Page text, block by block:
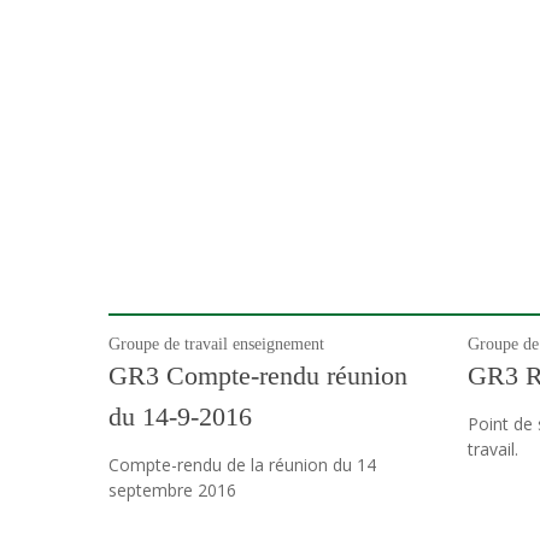
Groupe de travail enseignement
GR3 Compte-rendu réunion
du 14-9-2016
Compte-rendu de la réunion du 14
septembre 2016
Groupe
GR3
Point de
travail.